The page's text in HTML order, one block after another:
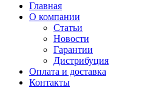
Главная
О компании
Статьи
Новости
Гарантии
Дистрибуция
Оплата и доставка
Контакты